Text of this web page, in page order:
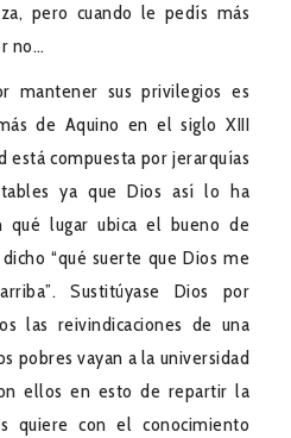
pero cuando le pedís más
no…
mantener sus privilegios es
de Aquino en el siglo XIII
está compuesta por jerarquías
ya que Dios así lo ha
qué lugar ubica el bueno de
“qué suerte que Dios me
Sustitúyase Dios por
las reivindicaciones de una
pobres vayan a la universidad
ellos en esto de repartir la
quiere con el conocimiento